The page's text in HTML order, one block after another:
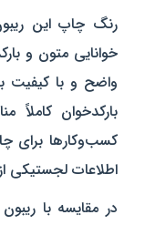
رنگ چاپ این
خوانایی متون و
واضح و با کیفیت
بارکدخوان
کسب‌وکارها برای
اطلاعات لجستیکی
در مقایسه با